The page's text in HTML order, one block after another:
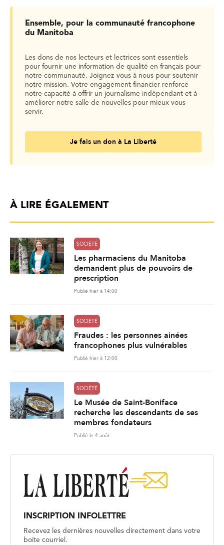
Ensemble, pour la communauté francophone
du Manitoba
Les dons de nos lecteurs et lectrices sont essentiels
pour fournir une information de qualité en français pour
notre communauté. Joignez-vous à nous pour soutenir
notre mission. Votre engagement financier renforce
notre capacité à offrir un journalisme indépendant et à
améliorer notre salle de nouvelles pour mieux vous
servir.
Je fais un don à La Liberté
À LIRE ÉGALEMENT
SOCIÉTÉ
Les pharmaciens du Manitoba
demandent plus de pouvoirs de
prescription
Publié hier à 14:00
SOCIÉTÉ
Fraudes : les personnes ainées
francophones plus vulnérables
Publié hier à 12:00
SOCIÉTÉ
Le Musée de Saint-Boniface
recherche les descendants de ses
membres fondateurs
Publié le 4 août
INSCRIPTION INFOLETTRE
Recevez les dernières nouvelles directement dans votre
boite courriel.